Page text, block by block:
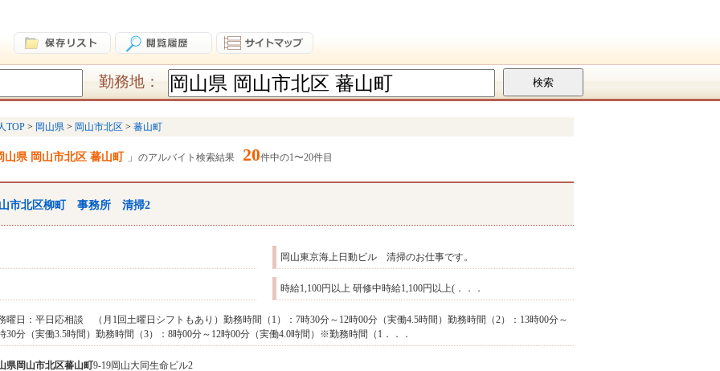
勤務地：
TOP 岡山県 岡山市北区 蕃山町
山県 岡山市北区 蕃山町 のアルバイト検索結果 20件中の1〜20件目
市北区柳町 事務所 清掃2
岡山東京海上日動ビル 清掃のお仕事です。
時給1,100円以上 研修中時給1,100円以上(．．．
曜日：平日応相談 （月1回土曜日シフトもあり）勤務時間（1）：7時30分～12時00分（実働4.5時間）勤務時間（2）：13時00分～
30分（実働3.5時間）勤務時間（3）：8時00分～12時00分（実働4.0時間）※勤務時間（1．．．
県岡山市北区蕃山町9-19岡山大同生命ビル2